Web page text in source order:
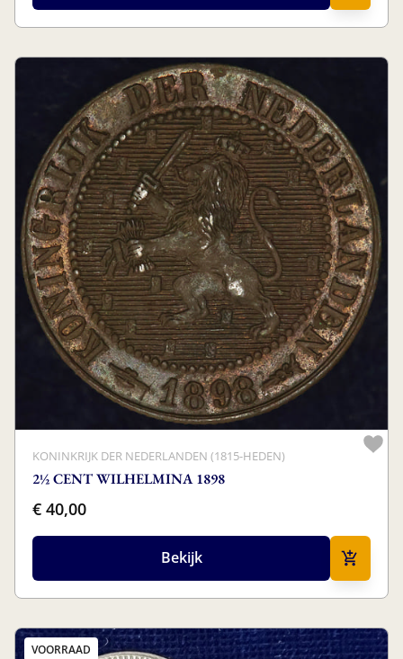
KONINKRIJK DER NEDERLANDEN (1815-HEDEN)
2½ CENT WILHELMINA 1898
€ 40,00
Bekijk
VOORRAAD